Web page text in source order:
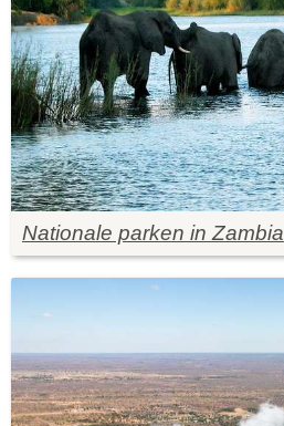
Nationale parken in Zambia